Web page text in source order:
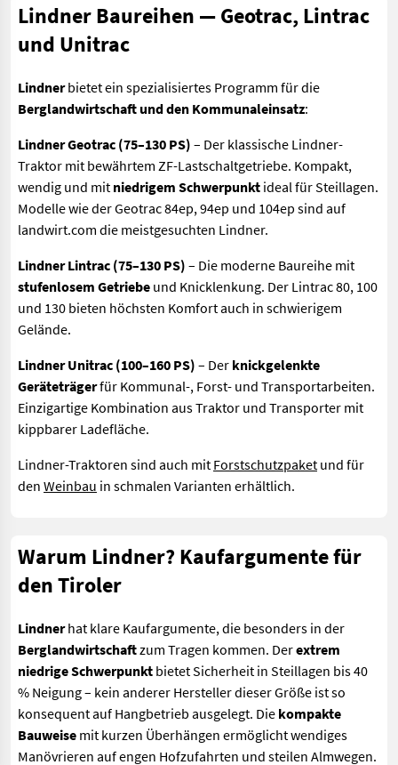
Lindner Baureihen — Geotrac, Lintrac
und Unitrac
Lindnerbietet ein spezialisiertes Programm für die
Berglandwirtschaft und den Kommunaleinsatz:
Lindner Geotrac (75–130 PS) – Der klassische Lindner-
Traktor mit bewährtem ZF-Lastschaltgetriebe. Kompakt,
wendig und mit niedrigem Schwerpunkt ideal für Steillagen.
Modelle wie der Geotrac 84ep, 94ep und 104ep sind auf
landwirt.com die meistgesuchten Lindner.
Lindner Lintrac (75–130 PS) – Die moderne Baureihe mit
stufenlosem Getriebe und Knicklenkung. Der Lintrac 80, 100
und 130 bieten höchsten Komfort auch in schwierigem
Gelände.
Lindner Unitrac (100–160 PS) – Der knickgelenkte
Geräteträgerfür Kommunal-, Forst- und Transportarbeiten.
Einzigartige Kombination aus Traktor und Transporter mit
kippbarer Ladefläche.
Lindner-Traktoren sind auch mit Forstschutzpaket und für
den Weinbau in schmalen Varianten erhältlich.
Warum Lindner? Kaufargumente für
den Tiroler
Lindnerhat klare Kaufargumente, die besonders in der
Berglandwirtschaftzum Tragen kommen. Derextrem
niedrige Schwerpunkt bietet Sicherheit in Steillagen bis 40
% Neigung – kein anderer Hersteller dieser Größe ist so
konsequent auf Hangbetrieb ausgelegt. Die kompakte
Bauweise mit kurzen Überhängen ermöglicht wendiges
Manövrieren auf engen Hofzufahrten und steilen Almwegen.